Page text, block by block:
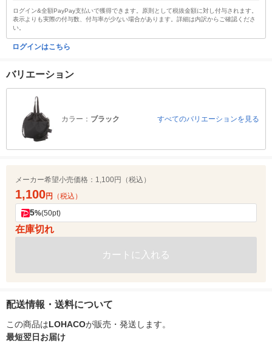
ログイン&全額PayPay支払いで獲得できます。原則として税抜金額に対し付与されます。
表示よりも実際の付与数、付与率が少ない場合があります。詳細は内訳からご確認くださ
い。
ログインはこちら
バリエーション
カラー： ブラック すべてのバリエーションを見る
メーカー希望小売価格： 1,100円（税込）
1,100円 （税込）
5%(50pt)
在庫切れ
カートに入れる
配送情報・送料について
この商品はLOHACOが販売・発送します。
最短翌日お届け